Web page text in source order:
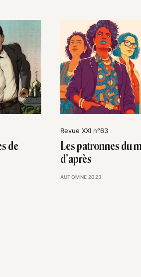
de
Revue XXI n°63
Les patronnes du
d’après
AUTOMNE 2023